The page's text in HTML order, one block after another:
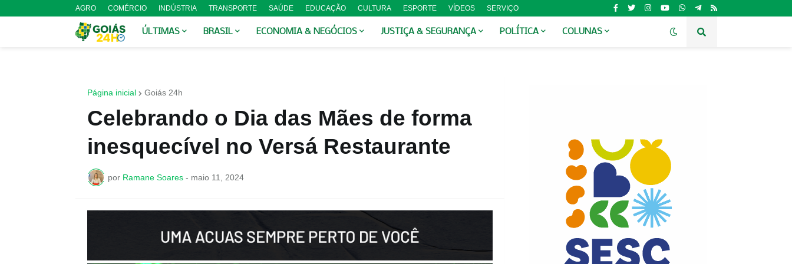
AGRO COMÉRCIO INDÚSTRIA TRANSPORTE SAÚDE EDUCAÇÃO CULTURA ESPORTE VÍDEOS SERVIÇO
ÚLTIMAS BRASIL ECONOMIA & NEGÓCIOS JUSTIÇA & SEGURANÇA POLÍTICA COLUNAS
Página inicial Goiás 24h
Celebrando o Dia das Mães de forma
inesquecível no Versá Restaurante
por Ramane Soares - maio 11, 2024